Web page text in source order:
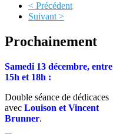
< Précédent
Suivant >
Prochainement
Samedi 13 décembre, entre
15h et 18h :
Double séance de dédicaces
avec Louison et Vincent
Brunner.